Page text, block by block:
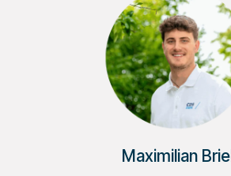
Maximilian Briel